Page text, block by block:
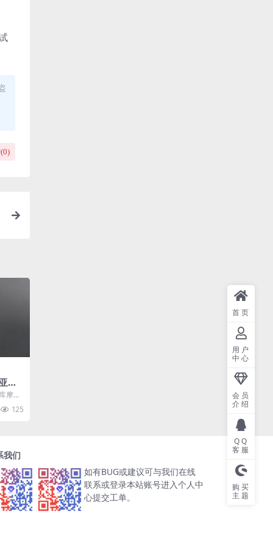
0)
洲
画
摩发
前个
125
我们
如有BUG或建议可与我们在线
联系或登录本站账号进入个人中
心提交工单。
首页
用户
中心
会员
介绍
QQ
客服
购买
主题